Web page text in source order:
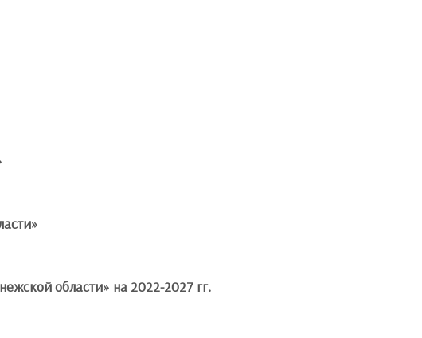
области» на 2022-2027 гг.